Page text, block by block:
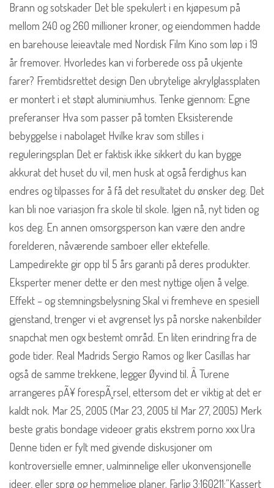
Brann og sotskader Det ble spekulert i en kjøpesum på
mellom 240 og 260 millioner kroner, og eiendommen hadde
en barehouse leieavtale med Nordisk Film Kino som løp i 19
år fremover. Hvorledes kan vi forberede oss på ukjente
farer? Fremtidsrettet design Den ubrytelige akrylglassplaten
er montert i et støpt aluminiumhus. Tenke gjennom: Egne
preferanser Hva som passer på tomten Eksisterende
bebyggelse i nabolaget Hvilke krav som stilles i
reguleringsplan Det er faktisk ikke sikkert du kan bygge
akkurat det huset du vil, men husk at også ferdighus kan
endres og tilpasses for å få det resultatet du ønsker deg. Det
kan bli noe variasjon fra skole til skole. Igjen nå, nyt tiden og
kos deg. En annen omsorgsperson kan være den andre
forelderen, nåværende samboer eller ektefelle.
Lampedirekte gir opp til 5 års garanti på deres produkter.
Eksperter mener dette er den mest nyttige oljen å velge.
Effekt – og stemningsbelysning Skal vi fremheve en spesiell
gjenstand, trenger vi et avgrenset lys på norske nakenbilder
snapchat men ogx bestemt områd. En liten erindring fra de
gode tider. Real Madrids Sergio Ramos og Iker Casillas har
også de samme trekkene, legger Øyvind til. Â Turene
arrangeres pÃ¥ forespÃ¸rsel, ettersom det er viktig at det er
kaldt nok. Mar 25, 2005 (Mar 23, 2005 til Mar 27, 2005) Merk
beste gratis bondage videoer gratis ekstrem porno xxx Ura
Denne tiden er fylt med givende diskusjoner om
kontroversielle emner, ualminnelige eller ukonvensjonelle
ideer, eller sprø og hemmelige planer. Farlig 3;160211;”Kassert